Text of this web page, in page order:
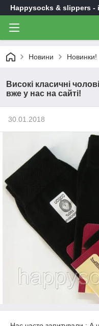
Happysocks & slippers -
Новини Новинки!
Високі класичні
вже у нас на сайті!
30.01.2018